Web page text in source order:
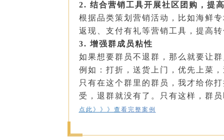
2. 结合营销工具开展社区团购，提
根据品类策划营销活动，比如海鲜
返现、支付有礼等营销工具，提高
3. 增强群成员粘性
如果想要群员不退群，那么就要让
例如：打折，送货上门，优先上菜
只有在这个群里的群员，我才给你
受，退群就没有了。只有这样，群
点此》》》查 看完整案例